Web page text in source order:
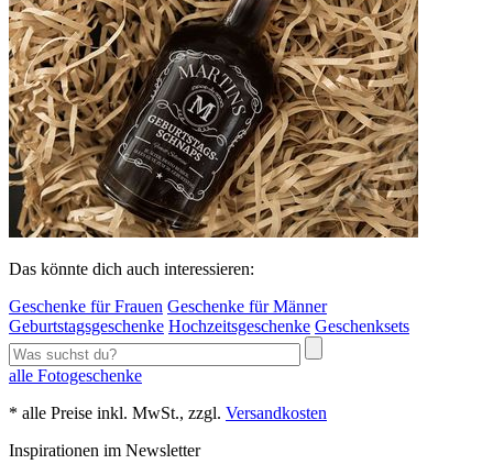
Das könnte dich auch interessieren:
Geschenke für Frauen Geschenke für Männer
Geburtstagsgeschenke Hochzeitsgeschenke Geschenksets
alle Fotogeschenke
* alle Preise inkl. MwSt., zzgl. Versandkosten
Inspirationen im Newsletter